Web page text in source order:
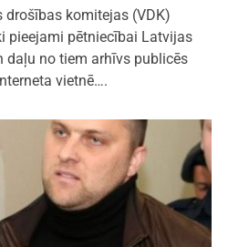
drošības komitejas (VDK)
pieejami pētniecībai Latvijas
daļu no tiem arhīvs publicēs
vietnē….